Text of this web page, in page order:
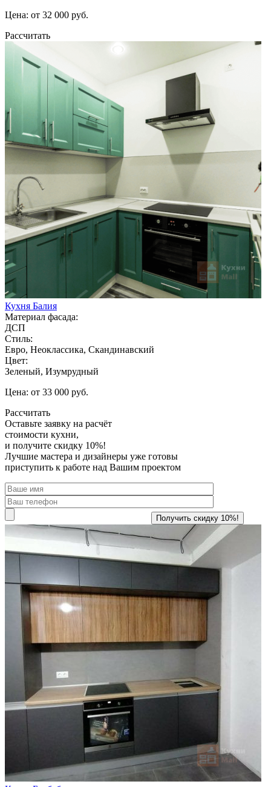
Цена: от 32 000 руб.
Рассчитать
Кухня Балия
Материал фасада:
ДСП
Стиль:
Евро, Неоклассика, Скандинавский
Цвет:
Зеленый, Изумрудный
Цена: от 33 000 руб.
Рассчитать
Оставьте заявку на расчёт
стоимости кухни,
и получите скидку 10%!
Лучшие мастера и дизайнеры уже готовы
приступить к работе над Вашим проектом